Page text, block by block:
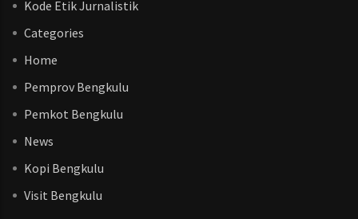
Kode Etik Jurnalistik
Categories
Home
Pemprov Bengkulu
Pemkot Bengkulu
News
Kopi Bengkulu
Visit Bengkulu